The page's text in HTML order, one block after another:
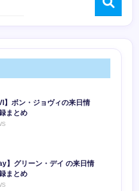
】ボン・ジョヴィの来日情
まとめ
】グリーン・デイ の来日情
まとめ